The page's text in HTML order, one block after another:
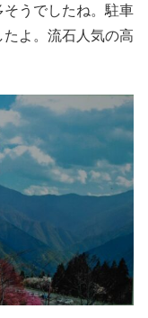
うでしたね。駐車
よ。流石人気の高